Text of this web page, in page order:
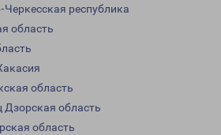
республика
область
область
Дзорская область
область